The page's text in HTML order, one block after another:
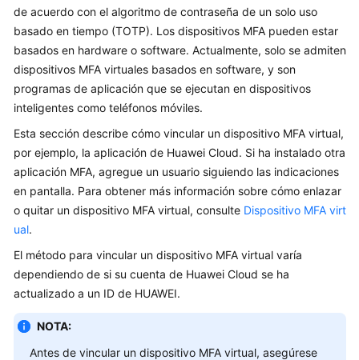
en
Huawei
de
IAM
Grupos
de
usuarios
Gestión
de
permisos
Proyectos
de acuerdo con el algoritmo de contraseña de un solo uso
basado en tiempo (TOTP). Los dispositivos MFA pueden estar
basados en hardware o software. Actualmente, solo se admiten
dispositivos MFA virtuales basados en software, y son
programas de aplicación que se ejecutan en dispositivos
inteligentes como teléfonos móviles.
Esta sección describe cómo vincular un dispositivo MFA virtual,
por ejemplo, la aplicación de Huawei Cloud. Si ha instalado otra
aplicación MFA, agregue un usuario siguiendo las indicaciones
en pantalla. Para obtener más información sobre cómo enlazar
o quitar un dispositivo MFA virtual, consulte Dispositivo MFA virt
ual.
El método para vincular un dispositivo MFA virtual varía
dependiendo de si su cuenta de Huawei Cloud se ha
actualizado a un ID de HUAWEI.
NOTA:
Antes de vincular un dispositivo MFA virtual, asegúrese